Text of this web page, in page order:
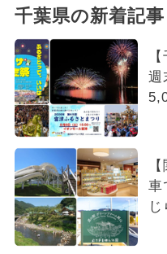
千葉県の新着記事
週
車